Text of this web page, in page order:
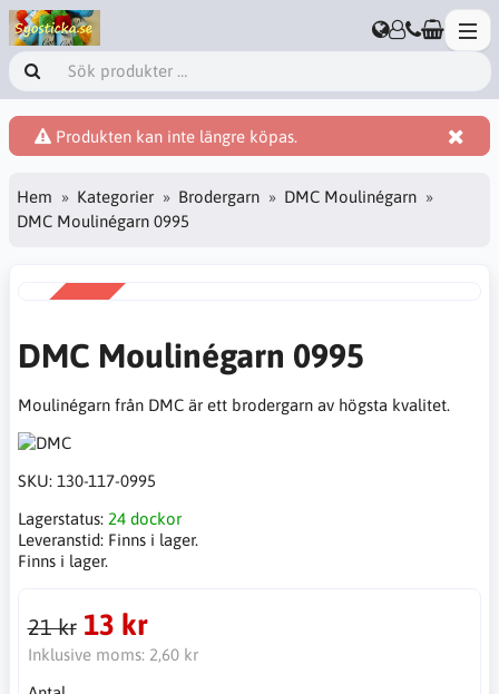
Produkten kan inte längre köpas.
Hem Kategorier Brodergarn
DMC Moulinégarn
DMC Moulinégarn 0995
DMC Moulinégarn 0995
Moulinégarn från DMC är ett brodergarn av högsta kvalitet.
SKU: 130-117-0995
Lagerstatus: 24 dockor
Leveranstid: Finns i lager.
Finns i lager.
21 kr 13 kr
Inklusive moms: 2,60 kr